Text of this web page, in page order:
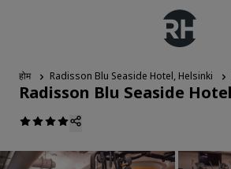
होम Radisson Blu Seaside Hotel, Helsinki
Radisson Blu Seaside